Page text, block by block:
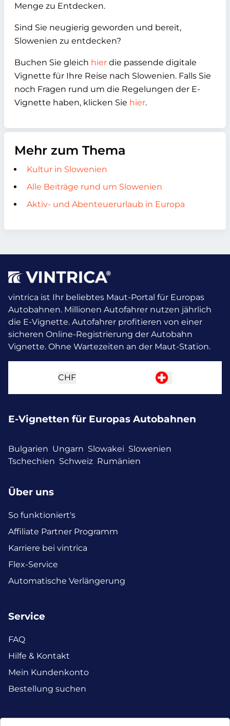
Menge zu Entdecken.
Sind Sie neugierig geworden und bereit,
Slowenien zu entdecken?
Buchen Sie gleich hier die passende digitale
Vignette für Ihre Reise nach Slowenien. Falls Sie
noch Fragen rund um die Regelungen der E-
Vignette haben, klicken Sie hier.
Mehr zum Thema
Kultur in Slowenien
Alle Beiträge rund um Slowenien
Aktiv- und Abenteuerurlaub in Europa
vintrica ist Ihr beliebtes Maut-Portal für Europas
Autobahnen. Millionen Autofahrer nutzen jährlich
die E-Vignette. Autofahrer profitieren von einer
sicheren Online-Registrierung der Autobahn
Vignette. Ohne Wartezeiten an der Maut-Station.
CHF
E-Vignetten für Europas Autobahnen
Bulgarien Ungarn Slowakei Slowenien
Tschechien Schweiz Rumänien
Über uns
So funktioniert's
Affiliate Partner Programm
Karriere bei vintrica
Flex-Service
Automatische Verlängerung
Service
FAQ
Hilfe & Kontakt
Mein Kundenkonto
Bestellung suchen